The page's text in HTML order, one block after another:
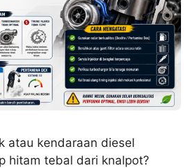
atau kendaraan diesel
hitam tebal dari knalpot?